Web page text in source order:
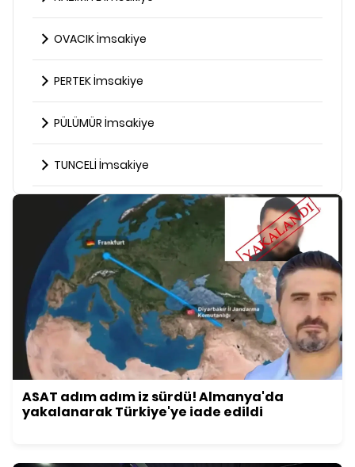
OVACIK İmsakiye
PERTEK İmsakiye
PÜLÜMÜR İmsakiye
TUNCELİ İmsakiye
ASAT adım adım iz sürdü! Almanya'da
yakalanarak Türkiye'ye iade edildi